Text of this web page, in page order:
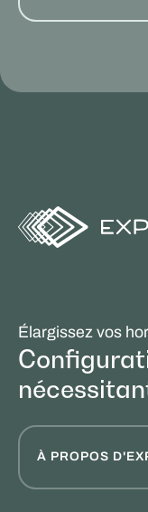
Élargissez vos
À PROPOS